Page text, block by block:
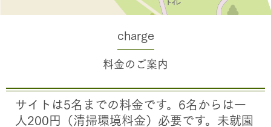
charge
料金のご案内
サイトは5名までの料金です。6名からは一
人200円（清掃環境料金）必要です。未就園